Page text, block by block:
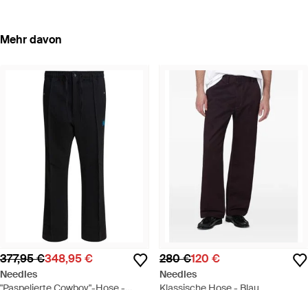
Mehr davon
377,95 €348,95 €
Needles
280 €120 €
Needles